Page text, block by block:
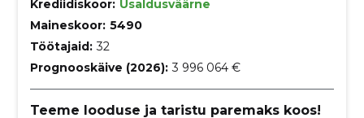
Krediidiskoor: Usaldusväärne
Maineskoor: 5490
Töötajaid: 32
Prognooskäive (2026): 3 996 064 €
Teeme looduse ja taristu paremaks koos!